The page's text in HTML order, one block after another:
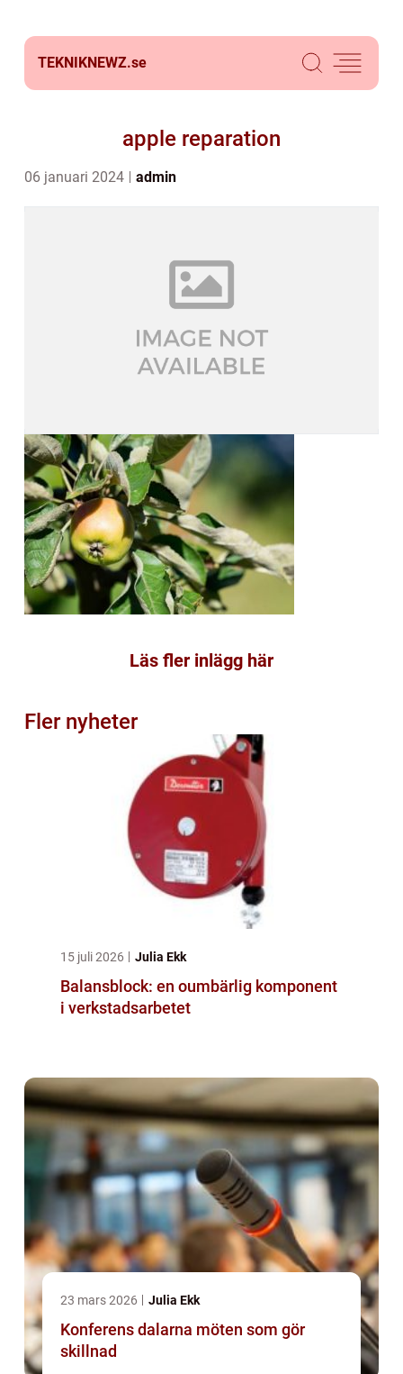
TEKNIKNEWZ.se
apple reparation
06 januari 2024 admin
Läs fler inlägg här
Fler nyheter
15 juli 2026 Julia Ekk
Balansblock: en oumbärlig komponent
i verkstadsarbetet
23 mars 2026 Julia Ekk
Konferens dalarna möten som gör
skillnad